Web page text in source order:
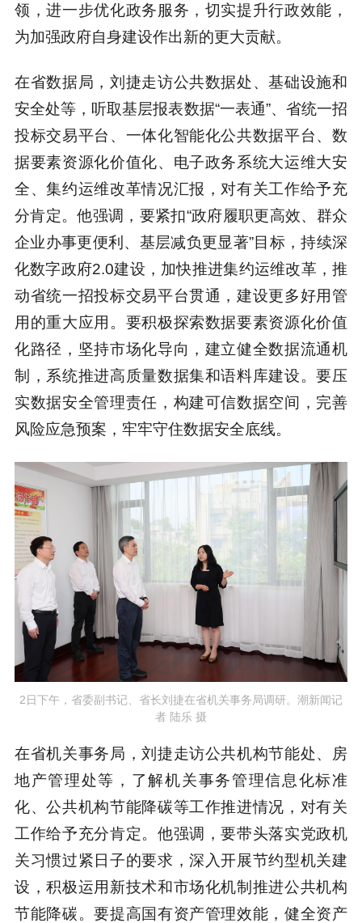
领，进一步优化政务服务，切实提升行政效能，
为加强政府自身建设作出新的更大贡献。
在省数据局，刘捷走访公共数据处、基础设施和
安全处等，听取基层报表数据“一表通”、省统一招
投标交易平台、一体化智能化公共数据平台、数
据要素资源化价值化、电子政务系统大运维大安
全、集约运维改革情况汇报，对有关工作给予充
分肯定。他强调，要紧扣“政府履职更高效、群众
企业办事更便利、基层减负更显著”目标，持续深
化数字政府2.0建设，加快推进集约运维改革，推
动省统一招投标交易平台贯通，建设更多好用管
用的重大应用。要积极探索数据要素资源化价值
化路径，坚持市场化导向，建立健全数据流通机
制，系统推进高质量数据集和语料库建设。要压
实数据安全管理责任，构建可信数据空间，完善
风险应急预案，牢牢守住数据安全底线。
2日下午，省委副书记、省长刘捷在省机关事务局调研。潮新闻记
者 陆乐 摄
在省机关事务局，刘捷走访公共机构节能处、房
地产管理处等，了解机关事务管理信息化标准
化、公共机构节能降碳等工作推进情况，对有关
工作给予充分肯定。他强调，要带头落实党政机
关习惯过紧日子的要求，深入开展节约型机关建
设，积极运用新技术和市场化机制推进公共机构
节能降碳。要提高国有资产管理效能，健全资产